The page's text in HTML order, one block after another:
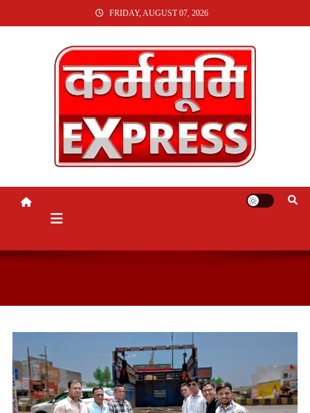
TO
FRIDAY, AUGUST 07, 2026
KARMABHUMI EXPRESS